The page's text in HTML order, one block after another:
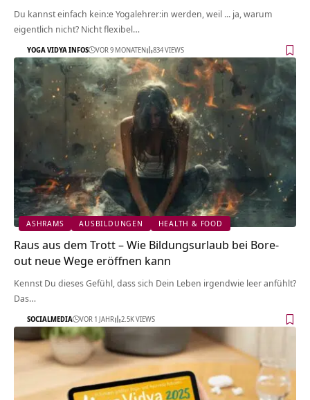
Du kannst einfach kein:e Yogalehrer:in werden, weil ... ja, warum
eigentlich nicht? Nicht flexibel…
YOGA VIDYA INFOS VOR 9 MONATEN 834 VIEWS
ASHRAMS AUSBILDUNGEN HEALTH & FOOD
Raus aus dem Trott – Wie Bildungsurlaub bei Bore-
out neue Wege eröffnen kann
Kennst Du dieses Gefühl, dass sich Dein Leben irgendwie leer anfühlt?
Das…
SOCIALMEDIA VOR 1 JAHR 2.5K VIEWS